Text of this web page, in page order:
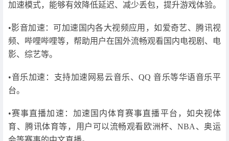
加速模式，能够有效降低延迟、减少丢包，提升游戏体验。
•影音加速：可加速国内各大视频应用，如爱奇艺、腾讯视
频、哔哩哔哩等，帮助用户在国外流畅观看国内电视剧、电
影、综艺等。
•音乐加速：支持加速网易云音乐、QQ 音乐等华语音乐平
台。
•赛事直播加速：加速国内体育赛事直播平台，如央视体
育、腾讯体育等，用户可以流畅观看欧洲杯、NBA、奥运